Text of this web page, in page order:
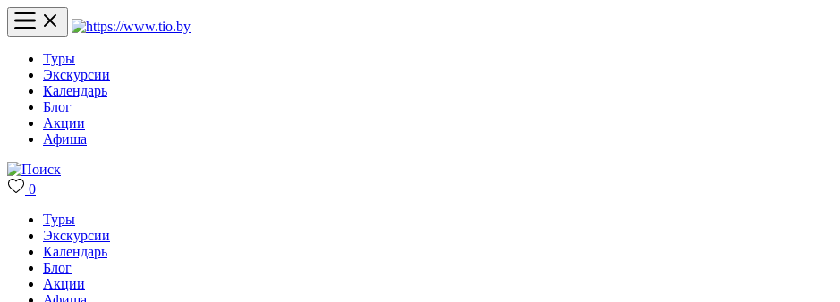
Туры
Экскурсии
Календарь
Блог
Акции
Афиша
0
Туры
Экскурсии
Календарь
Блог
Акции